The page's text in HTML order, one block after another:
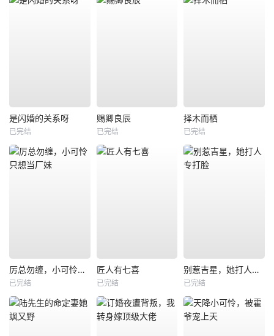
是闪婚的关系呀
已完结
赐卿良辰
已完结
择木而栖
已完结
厉总勿缠，小可怜只想当厂妹
已完结
匠人有七喜
已完结
别惹吉星，她打人专打脸
已完结